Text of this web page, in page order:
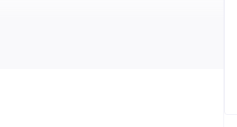
即执行元数据计算，设置定期更新机